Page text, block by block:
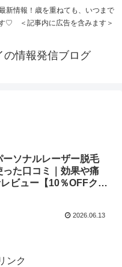
新情報！歳を重ねても、いつまで
♡ ＜記事内に広告を含みます＞
の情報発信ブログ
ーソナルレーザー脱毛
った口コミ｜効果や痛
ビュー【10％OFFクー
2026.06.13
ンク